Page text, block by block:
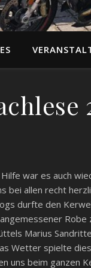
war es auch
bei allen recht
durfte den
Marius
Wetter spielte
uns beim ganzen